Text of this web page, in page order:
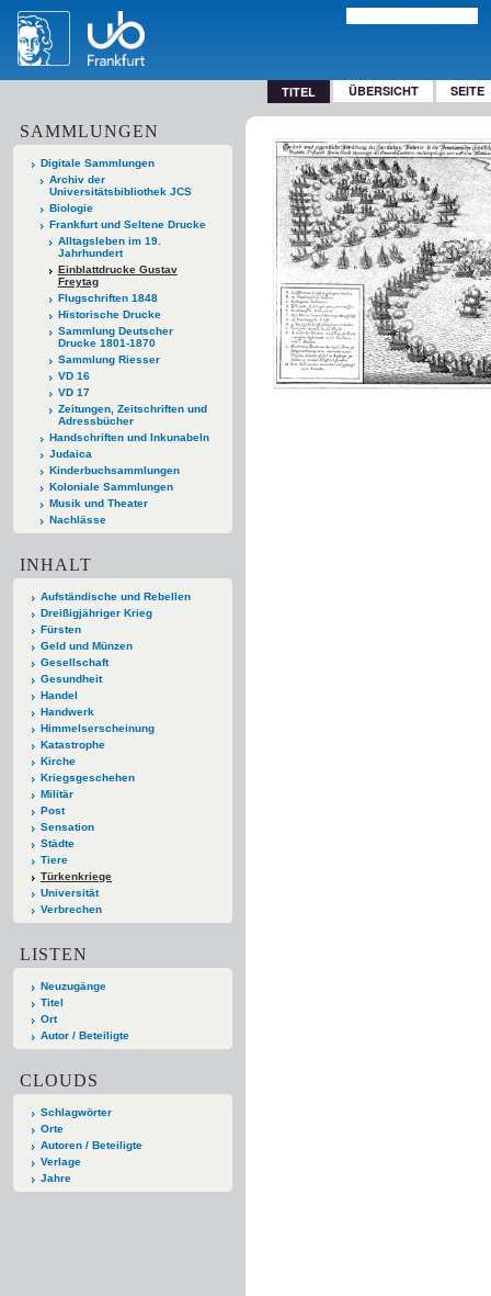
TITEL ÜBERSICHT SEITE
SAMMLUNGEN
Digitale Sammlungen
Archiv der
Universitätsbibliothek JCS
Biologie
Frankfurt und Seltene Drucke
Alltagsleben im 19.
Jahrhundert
Einblattdrucke Gustav
Freytag
Flugschriften 1848
Historische Drucke
Sammlung Deutscher
Drucke 1801-1870
Sammlung Riesser
VD 16
VD 17
Zeitungen, Zeitschriften und
Adressbücher
Handschriften und Inkunabeln
Judaica
Kinderbuchsammlungen
Koloniale Sammlungen
Musik und Theater
Nachlässe
INHALT
Aufständische und Rebellen
Dreißigjähriger Krieg
Fürsten
Geld und Münzen
Gesellschaft
Gesundheit
Handel
Handwerk
Himmelserscheinung
Katastrophe
Kirche
Kriegsgeschehen
Militär
Post
Sensation
Städte
Tiere
Türkenkriege
Universität
Verbrechen
LISTEN
Neuzugänge
Titel
Ort
Autor / Beteiligte
CLOUDS
Schlagwörter
Orte
Autoren / Beteiligte
Verlage
Jahre